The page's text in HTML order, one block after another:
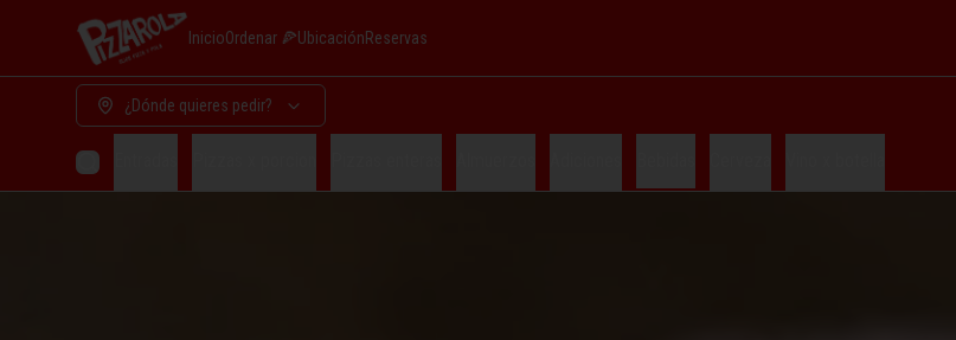
InicioOrdenar 🍕UbicaciónReservas
¿Dónde quieres pedir?